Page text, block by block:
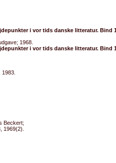
i vor tids danske litteratur. Bind
1968.
i vor tids danske litteratur. Bind
Beckert;
1969(2).